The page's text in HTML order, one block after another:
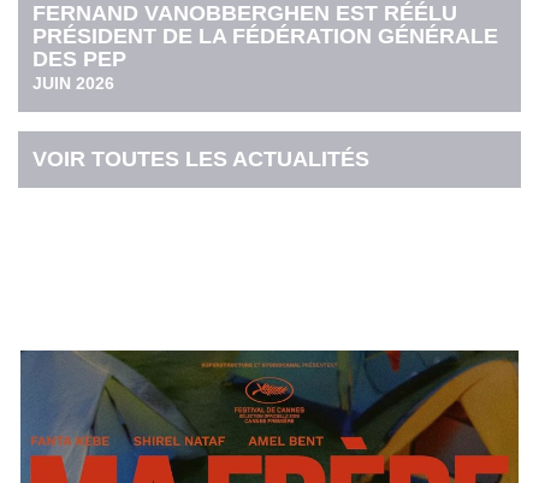
FERNAND VANOBBERGHEN EST RÉÉLU
PRÉSIDENT DE LA FÉDÉRATION GÉNÉRALE
DES PEP
JUIN 2026
VOIR TOUTES LES ACTUALITÉS